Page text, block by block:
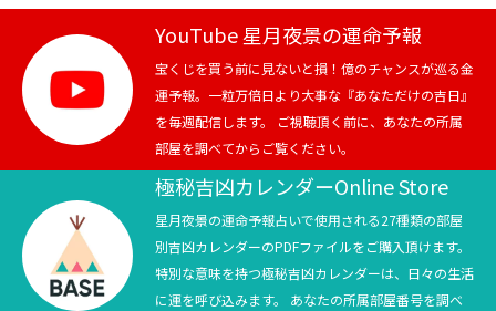
テニス
スポーツ
競馬
テニス四大大会・五輪
テニス四大大会・五輪
YouTube 星月夜景の運命予報
宝くじを買う前に見ないと損！億のチャンスが巡る金
運予報。一粒万倍日より大事な『あなただけの吉日』
を毎週配信します。 ご視聴頂く前に、あなたの所属
部屋を調べてからご覧ください。
極秘吉凶カレンダーOnline Store
星月夜景の運命予報占いで使用される27種類の部屋
別吉凶カレンダーのPDFファイルをご購入頂けます。
特別な意味を持つ極秘吉凶カレンダーは、日々の生活
に運を呼び込みます。 あなたの所属部屋番号を調べ